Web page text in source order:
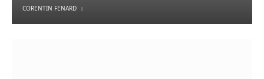
CORENTIN FENARD